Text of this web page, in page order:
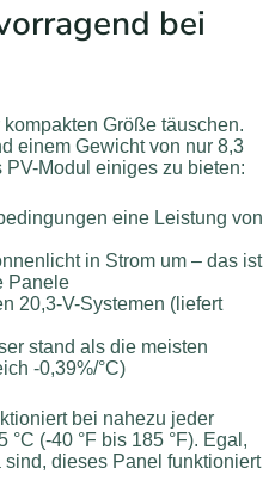
bei
Größe täuschen.
einem Gewicht von nur 8,3
PV-Modul einiges zu bieten:
eine Leistung von
in Strom um – das ist
Panele
20,3-V-Systemen (liefert
stand als die meisten
-0,39%/°C)
bei nahezu jeder
°C (-40 °F bis 185 °F). Egal,
dieses Panel funktioniert